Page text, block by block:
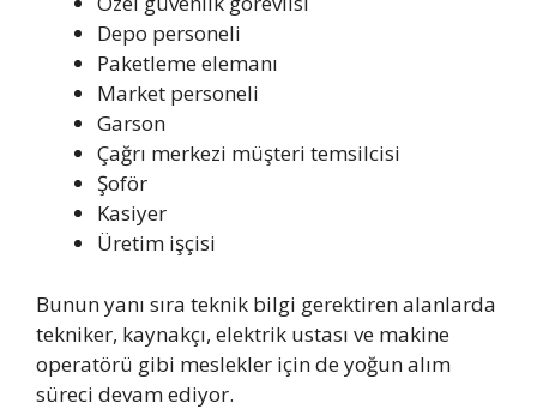
Depo personeli
Paketleme elemanı
Market personeli
Garson
Çağrı merkezi müşteri temsilcisi
Şoför
Kasiyer
Üretim işçisi
Bunun yanı sıra teknik bilgi gerektiren alanlarda
tekniker, kaynakçı, elektrik ustası ve makine
operatörü gibi meslekler için de yoğun alım
süreci devam ediyor.